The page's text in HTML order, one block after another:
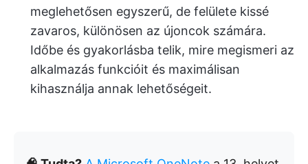
meglehetősen egyszerű, de felülete kissé
zavaros, különösen az újoncok számára.
Időbe és gyakorlásba telik, mire megismeri az
alkalmazás funkcióit és maximálisan
kihasználja annak lehetőségeit.